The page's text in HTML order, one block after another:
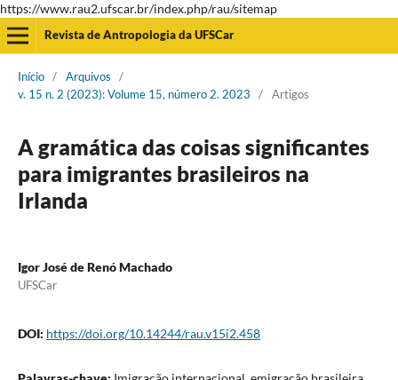
https://www.rau2.ufscar.br/index.php/rau/sitemap
Revista de Antropologia da UFSCar
Início / Arquivos
/
v. 15 n. 2 (2023): Volume 15, número 2. 2023
/ Artigos
A gramática das coisas significantes
para imigrantes brasileiros na
Irlanda
Igor José de Renó Machado
UFSCar
DOI: https://doi.org/10.14244/rau.v15i2.458